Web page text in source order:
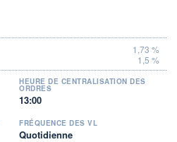
1,73 %
1,5 %
HEURE DE CENTRALISATION DES
ORDRES
13:00
FRÉQUENCE DES VL
Quotidienne